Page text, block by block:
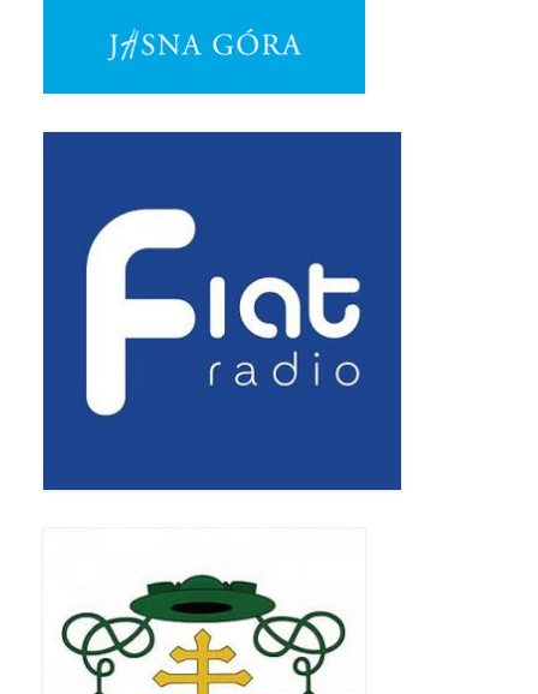
Pierwsza Komunia Święta 2019
Imieniny Ks Kanonika
Wigilia Paschalna 2019
Wielki Piątek 2019
Wielki Czwartek 2019
Apostoła w Częstochowie 2019
Narodowy Dzień Pamięci “Żołnierzy
Wyklętych” 2019
Pielęgnacja drzew